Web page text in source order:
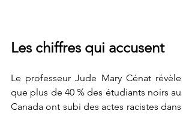
Les chiffres qui accusent
Le professeur Jude Mary Cénat révèle
que plus de 40 % des étudiants noirs au
Canada ont subi des actes racistes dans